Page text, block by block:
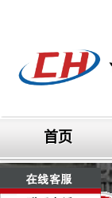
首页